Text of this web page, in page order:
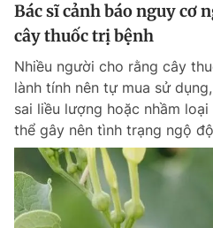
Bác sĩ cảnh báo nguy cơ
cây thuốc trị bệnh
Nhiều người cho rằng cây
lành tính nên tự mua sử
sai liều lượng hoặc nhầm
thể gây nên tình trạng ngộ